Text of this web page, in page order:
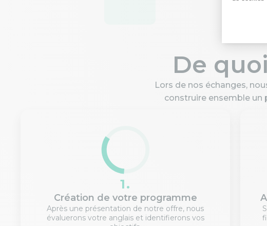
De
Lors de nos échanges,
construire ensemble
1.
Création de votre programme
Après une présentation de notre offre, nous
évaluerons votre anglais et identifierons vos